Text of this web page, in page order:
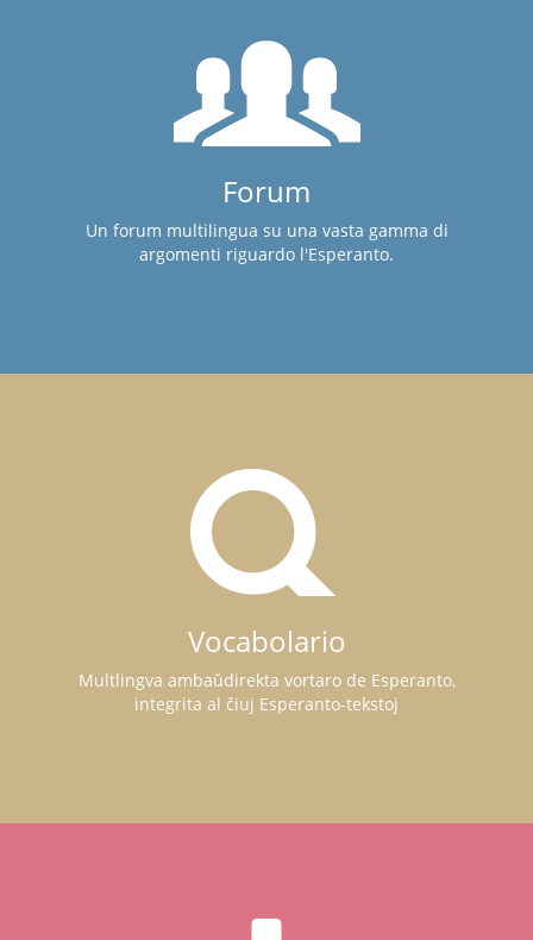
Forum
Un forum multilingua su una vasta gamma di
argomenti riguardo l'Esperanto.
Vocabolario
Multlingva ambaŭdirekta vortaro de Esperanto,
integrita al ĉiuj Esperanto-tekstoj